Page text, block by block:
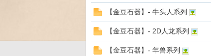
【金豆石器】- 牛头人系列
【金豆石器】- 2D人龙系列
【金豆石器】- 年兽系列